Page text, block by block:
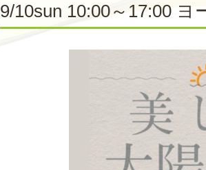
9/10sun 10:00～17:00 ヨ